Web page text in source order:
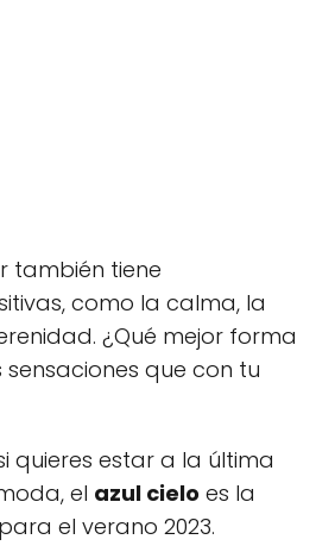
también tiene
como la calma, la
¿Qué mejor forma
que con tu
quieres estar a la última
el azul cielo es la
el verano 2023.